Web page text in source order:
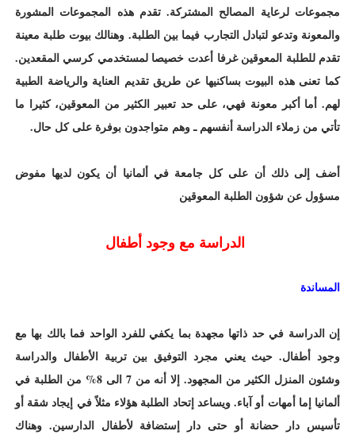
مجموعات لرعاية المصالح المشتركة. تقدم هذه المجموعات المشورة
والمعونة وتدعو لتبادل التجارب فيما بين الطلبة. وهنالك بيوت طلبة معينة
تقدم للطلبة المعوقين غرفا أعدت خصيصا لمستخدمي كرسي المقعدين.
كما تعنى هذه البيوت بساكنيها عن طريق تقديم العناية والرياضة الطبية
لهم. أما أكبر معونة فهي، على حد تعبير الكثير من المعوقين، كثيرا ما
تأتي من زملاء الدراسة أنفسهم ـ وهم متواجدون بوفرة على كل حال.
أضف إلى ذلك أن على كل جامعة في ألمانيا أن يكون لديها مفوض
مسؤول عن شؤون الطلبة المعوقين
الدراسة مع وجود أطفال
المساندة
إن الدراسة في حد ذاتها مجهدة بما يكفي للفرد الواحد فما بالك بها مع
وجود أطفال. حيث يعني مجرد التوفيق بين تربية الأطفال والدراسة
وشئون المنزل الكثير من المجهود. إلا أنه من 7 الى 8% من الطلبة في
ألمانيا إما أمهات أو آباء. ويساعد إتحاد الطلبة هؤلاء مثلاً في إيجاد شقة أو
تأسيس دار حضانة أو حتى دار إستضافة لأطفال الدارسين. وهناك